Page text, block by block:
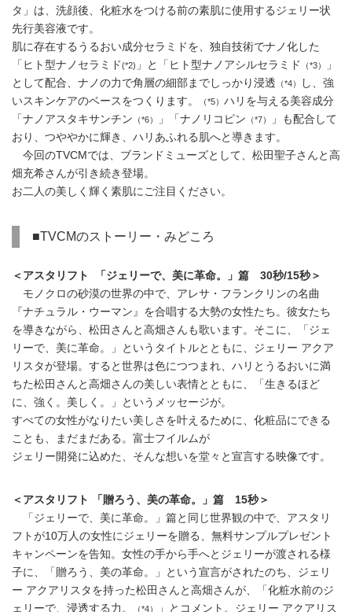
タ」は、洗顔後、化粧水をつける前の素肌に使用するジェリー状
先行美容液です。
肌に存在するうるおい成分セラミドを、独自技術でナノ化した
「ヒト型ナノセラミド(*2) 」と「ヒト型ナノアシルセラミド （*3）
」
として配合、ナノの力で角層の細部までしっかり浸透 （*4）
し、強
いスキンケアのベースをつくります。
（*5） ハリを与える美容成分
「ナノアスタキサンチン （*6） 」「ナノリコピン （*7）
」も配合して
おり、つややかに輝き、ハリあふれる肌へと導きます。
今回のTVCMでは、ブランドミューズとして、松田聖子さんと高
畑充希さんが引き続き登場。
お二人の美しく輝く素肌にご注目ください。
■TVCMのストーリー・みどころ
＜アスタリフト 「ジェリーで、美に革命。」篇 30秒/15秒＞
モノクロの砂漠の世界の中で、アレサ・フランクリンの名曲
『ナチュラル・ウーマン』を合唱する大勢の女性たち。彼女たち
を導きながら、松田さんと高畑さんも歌います。そこに、「ジェ
リーで、美に革命。」というタイトルとともに、ジェリー アクア
リスタが登場。すると世界は色につつまれ、ハリとうるおいに満
ちた松田さんと高畑さんの美しい表情とともに、「生きるほど
に、強く。美しく。」というメッセージが。
すべての女性がなりたい美しさを叶えるために、化粧品にできる
ことも、まだまだある。富士フイルムが
ジェリー開発に込めた、そんな想いを堂々と宣言する映像です。
＜アスタリフト 「贈ろう、美の革命。」篇 15秒＞
「ジェリーで、美に革命。」篇と同じ世界観の中で、アスタリ
フトが10万人の女性にジェリーを贈る、無料サンプルプレゼント
キャンペーンを告知。女性の手から手へとジェリーが渡される様
子に、「贈ろう、美の革命。」という宣言がされたのち、ジェリ
ー アクアリスタを持った松田さんと高畑さんが、「化粧水前のジ
ェリーで、浸透する力。
（*4） 」とコメント。ジェリー アクアリス